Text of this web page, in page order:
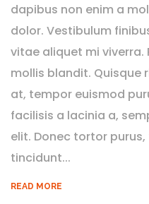
dapibus non enim a
dolor. Vestibulum
vitae aliquet mi
mollis blandit. Quisque
at, tempor euismod
facilisis a lacinia a,
elit. Donec tortor
tincidunt...
READ MORE